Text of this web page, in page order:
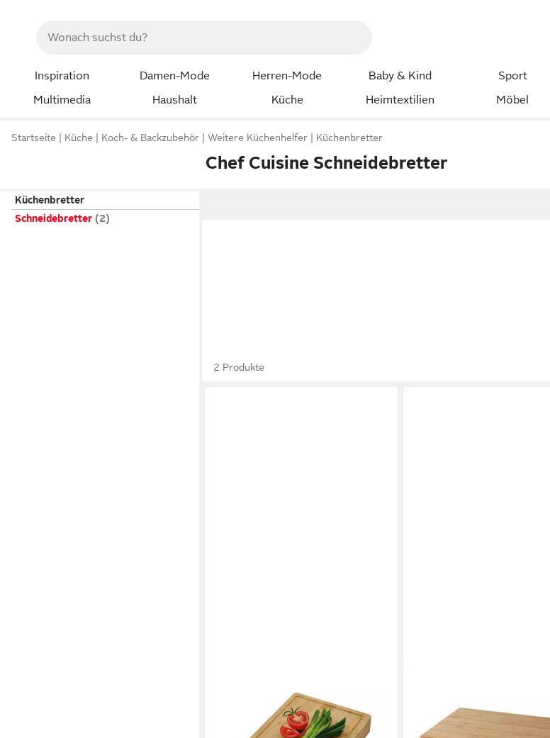
Inspiration Damen-Mode Herren-Mode Baby & Kind Sport
Multimedia
Haushalt Küche Heimtextilien Möbel
Startseite Küche Koch- & Backzubehör Weitere Küchenhelfer Küchenbretter
Chef Cuisine Schneidebretter
Küchenbretter
Schneidebretter
2 Produkte